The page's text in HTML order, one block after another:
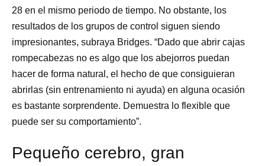
28 en el mismo periodo de tiempo. No obstante, los
resultados de los grupos de control siguen siendo
impresionantes, subraya Bridges. “Dado que abrir cajas
rompecabezas no es algo que los abejorros puedan
hacer de forma natural, el hecho de que consiguieran
abrirlas (sin entrenamiento ni ayuda) en alguna ocasión
es bastante sorprendente. Demuestra lo flexible que
puede ser su comportamiento”.
Pequeño cerebro, gran